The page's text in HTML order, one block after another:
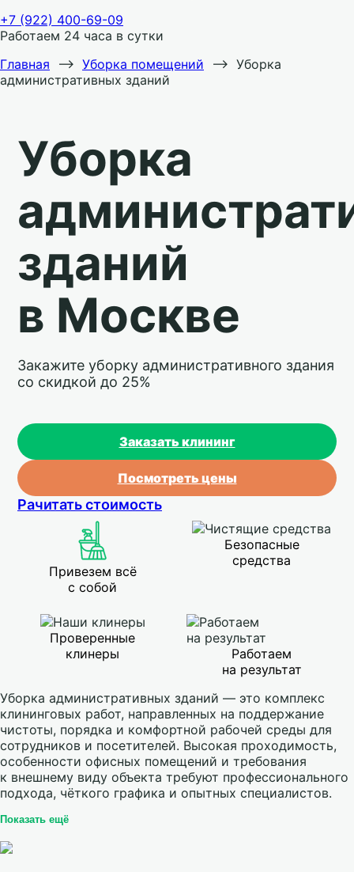
+7 (922) 400-69-09
Работаем 24 часа в сутки
Главная ⟶ Уборка помещений ⟶ Уборка
административных зданий
Уборка
зданий
в Москве
Закажите уборку административного здания
со скидкой до 25%
Заказать клининг
Посмотреть цены
Рачитать стоимость
Привезем всё
с собой
Безопасные
средства
Проверенные
клинеры
Работаем
на результат
Уборка административных зданий — это комплекс
клининговых работ, направленных на поддержание
чистоты, порядка и комфортной рабочей среды для
сотрудников и посетителей. Высокая проходимость,
особенности офисных помещений и требования
к внешнему виду объекта требуют профессионального
подхода, чёткого графика и опытных специалистов.
Показать ещё